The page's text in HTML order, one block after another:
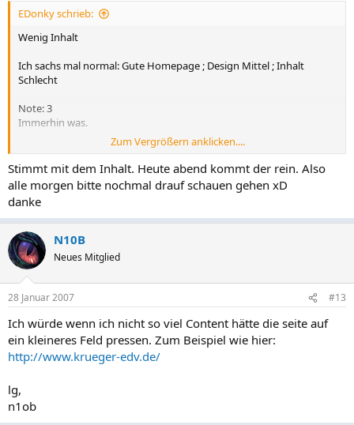
EDonky schrieb:
Wenig Inhalt
Ich sachs mal normal: Gute Homepage ; Design Mittel ; Inhalt
Schlecht
Note: 3
Immerhin was.
Was kannst du verbessern:
Das Design ist für einklein Unternehmen nicht geignet höchsten für
einen Spielzeug Firma.
Zum Vergrößern anklicken....
Stimmt mit dem Inhalt. Heute abend kommt der rein. Also
alle morgen bitte nochmal drauf schauen gehen xD
danke
N10B
Neues Mitglied
28 Januar 2007 #13
Ich würde wenn ich nicht so viel Content hätte die seite auf
ein kleineres Feld pressen. Zum Beispiel wie hier:
http://www.krueger-edv.de/
lg,
n1ob